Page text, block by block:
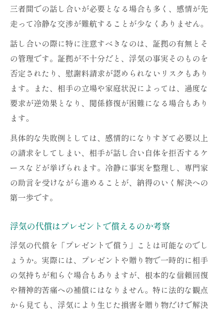
三者間での話し合いが必要となる場合も多く、感情が先
走って冷静な交渉が難航することが少なくありません。
話し合いの際に特に注意すべきなのは、証拠の有無とそ
の管理です。証拠が不十分だと、浮気の事実そのものを
否定されたり、慰謝料請求が認められないリスクもあり
ます。また、相手の立場や家庭状況によっては、過度な
要求が逆効果となり、関係修復が困難になる場合もあり
ます。
具体的な失敗例としては、感情的になりすぎて必要以上
の請求をしてしまい、相手が話し合い自体を拒否するケ
ースなどが挙げられます。冷静に事実を整理し、専門家
の助言を受けながら進めることが、納得のいく解決への
第一歩です。
浮気の代償はプレゼントで償えるのか考察
浮気の代償を「プレゼントで償う」ことは可能なのでし
ょうか。実際には、プレゼントや贈り物で一時的に相手
の気持ちが和らぐ場合もありますが、根本的な信頼回復
や精神的苦痛への補償にはなりません。特に法的な観点
から見ても、浮気により生じた損害を贈り物だけで解決